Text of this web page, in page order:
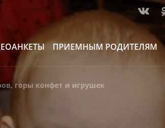
ПРИЕМНЫМ РОДИТЕЛЯМ
горы конфет и игрушек